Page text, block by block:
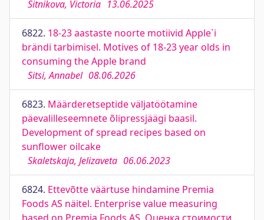
Sitnikova, Victoria 13.06.2025
6822. 18-23 aastaste noorte motiivid Apple`i
brändi tarbimisel. Motives of 18-23 year olds in
consuming the Apple brand
Sitsi, Annabel 08.06.2026
6823. Määrderetseptide väljatöötamine
päevalilleseemnete õlipressjäägi baasil.
Development of spread recipes based on
sunflower oilcake
Skaletskaja, Jelizaveta 06.06.2023
6824. Ettevõtte väärtuse hindamine Premia
Foods AS näitel. Enterprise value measuring